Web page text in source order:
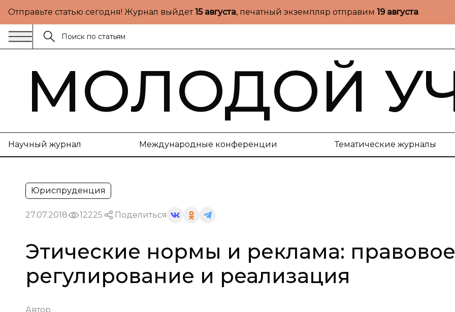
Отправьте статью сегодня! Журнал выйдет15 августа, печатный экземпляр отправим 19 августа
МОЛОДОЙ
Научный журнал Международные конференции Тематические журналы
Юриспруденция
27.07.2018 12225 Поделиться
Этические нормы и реклама: правовое
регулирование и реализация
Автор